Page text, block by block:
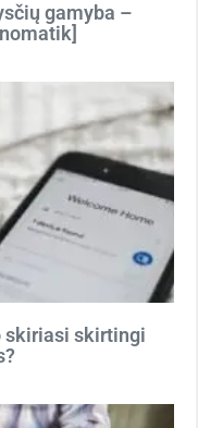
gamyba –
skiriasi skirtingi